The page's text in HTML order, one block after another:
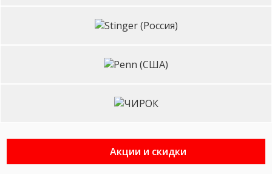
Акции и скидки
Stinger
Penn
ЧИРОК